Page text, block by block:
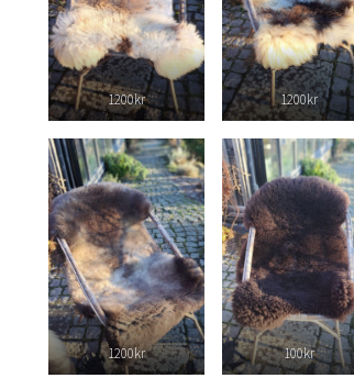
1200kr 1200kr
1200kr 100kr